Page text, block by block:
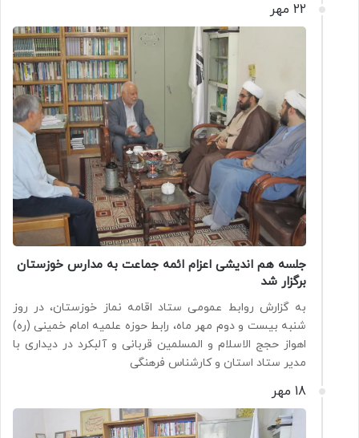
22 مهر
جلسه هم اندیشی اعزام ائمه جماعت به مدارس خوزستان
برگزار شد
به گزارش روابط عمومی ستاد اقامه نماز خوزستان، در روز
شنبه بیست و دوم مهر ماه، رابط حوزه علمیه امام خمینی (ره)
اهواز حجج الاسلام و المسلمین قربانی و آلبکرد در دیداری با
مدیر ستاد استان و کارشناس فرهنگی
18 مهر